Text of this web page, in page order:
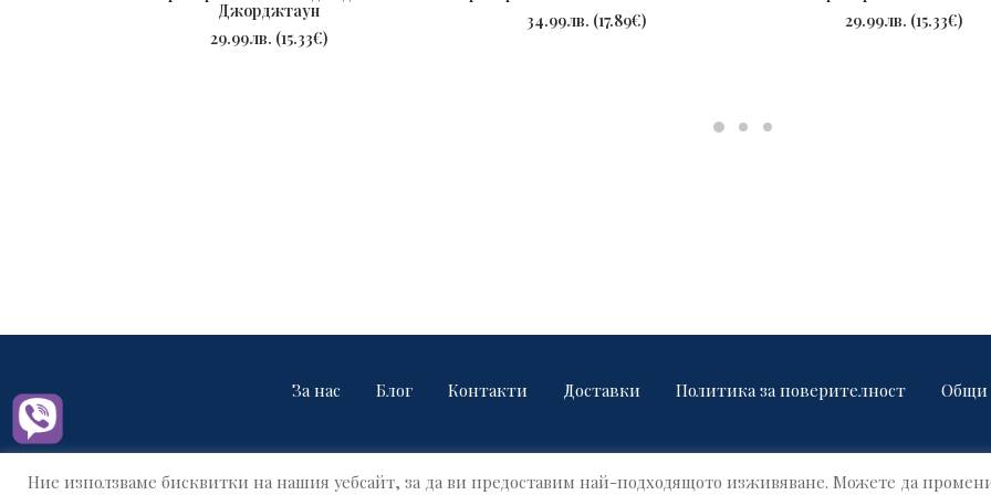
ПОРЪЧАЙ
Джорджтаун
29.99лв. (15.33€)
34.99лв. (17.89€)
29.99лв. (15.33€)
За нас Блог Контакти Доставки Политика за поверителност Общи
© 2021 Name Factory. All rights reserved!
Ние използваме бисквитки на нашия уебсайт, за да ви предоставим най-подходящото изживяване. Можете да